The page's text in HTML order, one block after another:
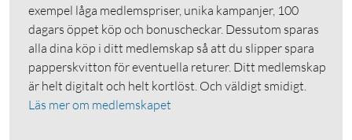
exempel låga medlemspriser, unika kampanjer, 100
dagars öppet köp och bonuscheckar. Dessutom sparas
alla dina köp i ditt medlemskap så att du slipper spara
papperskvitton för eventuella returer. Ditt medlemskap
är helt digitalt och helt kortlöst. Och väldigt smidigt.
Läs mer om medlemskapet